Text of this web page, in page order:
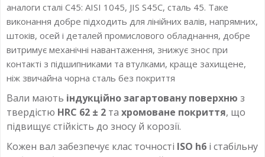
аналоги сталі C45: AISI 1045, JIS S45C, сталь 45. Таке
виконання добре підходить для лінійних валів, напрямних,
штоків, осей і деталей промислового обладнання, добре
витримує механічні навантаження, знижує знос при
контакті з підшипниками та втулками, краще захищене,
ніж звичайна чорна сталь без покриття
Вали мають індукційно загартовану поверхню з
твердістю HRC 62 ± 2 та хромоване покриття, що
підвищує стійкість до зносу й корозії.
Кожен вал забезпечує клас точності ISO h6 і стабільну